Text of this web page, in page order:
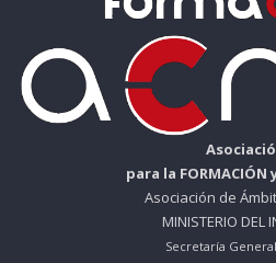
para la FORMACIÓN
Asociación de
MINISTERIO DEL
Secretaría